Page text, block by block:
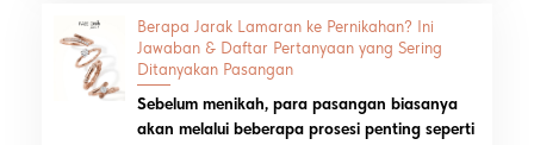
Berapa Jarak Lamaran ke Pernikahan? Ini
Jawaban & Daftar Pertanyaan yang Sering
Ditanyakan Pasangan
Sebelum menikah, para pasangan biasanya
akan melalui beberapa prosesi penting seperti